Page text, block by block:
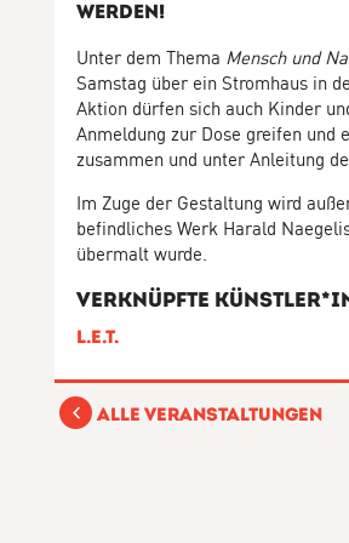
werden!
Unter dem Thema Mensch und
Samstag über ein Stromhaus in
Aktion dürfen sich auch Kinder
Anmeldung zur Dose greifen und
zusammen und unter Anleitung
Im Zuge der Gestaltung wird
befindliches Werk Harald
übermalt wurde.
Verknüpfte
L.E.T.
Alle Veranstaltungen